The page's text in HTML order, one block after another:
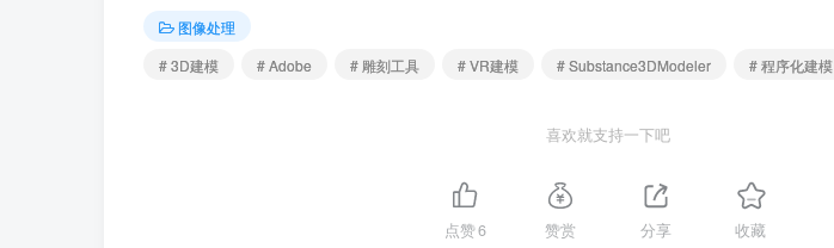
图像处理
# 3D建模
# Adobe # 雕刻工具 # VR建模 # Substance3DModeler # 程序化建模
喜欢就支持一下吧
点赞6 赞赏 分享 收藏